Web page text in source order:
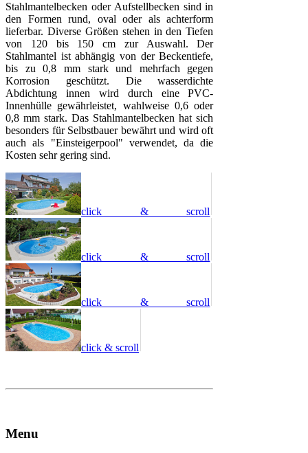
Stahlmantelbecken oder Aufstellbecken sind in
den Formen rund, oval oder als achterform
lieferbar. Diverse Größen stehen in den Tiefen
von 120 bis 150 cm zur Auswahl. Der
Stahlmantel ist abhängig von der Beckentiefe,
bis zu 0,8 mm stark und mehrfach gegen
Korrosion geschützt. Die wasserdichte
Abdichtung innen wird durch eine PVC-
Innenhülle gewährleistet, wahlweise 0,6 oder
0,8 mm stark. Das Stahlmantelbecken hat sich
besonders für Selbstbauer bewährt und wird oft
auch als "Einsteigerpool" verwendet, da die
Kosten sehr gering sind.
click & scroll
click & scroll
click & scroll
click & scroll
Menu